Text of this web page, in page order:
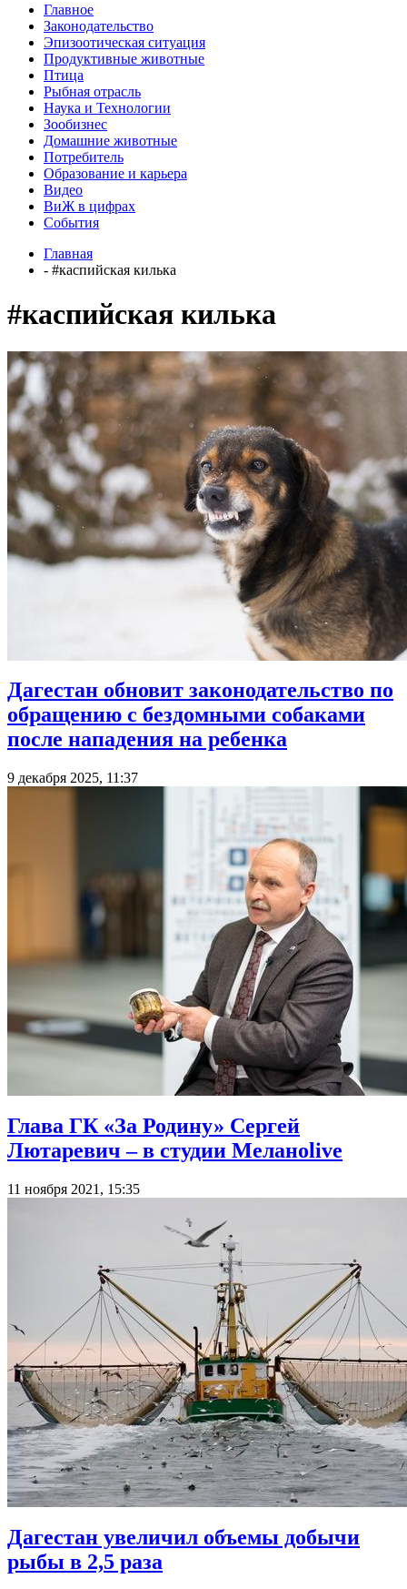
Главное
Законодательство
Эпизоотическая ситуация
Продуктивные животные
Птица
Рыбная отрасль
Наука и Технологии
Зообизнес
Домашние животные
Потребитель
Образование и карьера
Видео
ВиЖ в цифрах
События
Главная
- #каспийская килька
#каспийская килька
Дагестан обновит законодательство по
обращению с бездомными собаками
после нападения на ребенка
9 декабря 2025, 11:37
Глава ГК «За Родину» Сергей
Лютаревич – в студии Меланоlive
11 ноября 2021, 15:35
Дагестан увеличил объемы добычи
рыбы в 2,5 раза